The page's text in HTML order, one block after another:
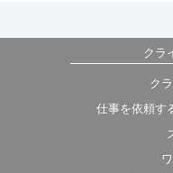
クラ
ク
仕事を依頼す